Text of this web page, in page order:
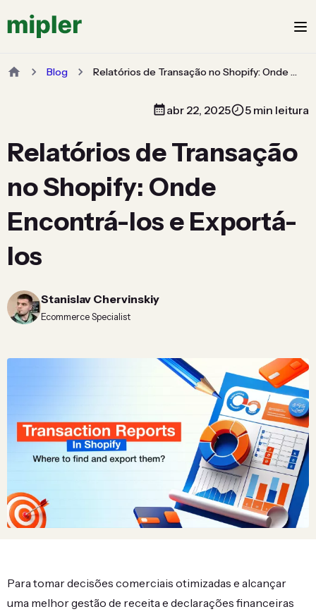
Blog Relatórios de Transação no Shopify: Onde Encontrá-los e Exportá-los
abr 22, 2025 5 min leitura
Relatórios de Transação
no Shopify: Onde
Encontrá-los e Exportá-
los
Stanislav Chervinskiy
Ecommerce Specialist
Para tomar decisões comerciais otimizadas e alcançar
uma melhor gestão de receita e declarações financeiras